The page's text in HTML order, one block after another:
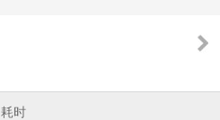
耗时